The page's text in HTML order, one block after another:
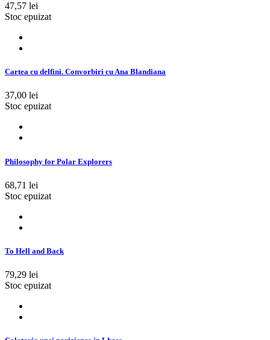
47,57 lei
Stoc epuizat
Cartea cu delfini. Convorbiri cu Ana Blandiana
37,00 lei
Stoc epuizat
Philosophy for Polar Explorers
68,71 lei
Stoc epuizat
To Hell and Back
79,29 lei
Stoc epuizat